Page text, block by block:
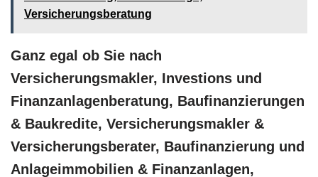
Versicherungsberatung
Ganz egal ob Sie nach
Versicherungsmakler, Investions und
Finanzanlagenberatung, Baufinanzierungen
& Baukredite, Versicherungsmakler &
Versicherungsberater, Baufinanzierung und
Anlageimmobilien & Finanzanlagen,